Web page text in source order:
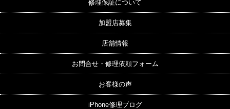
修理保証について
加盟店募集
店舗情報
お問合せ・修理依頼フォーム
お客様の声
iPhone修理ブログ